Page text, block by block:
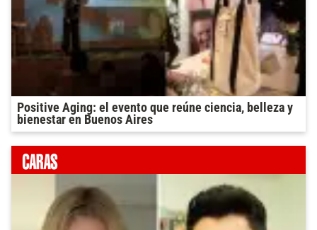
Positive Aging: el evento que reúne ciencia, belleza y
bienestar en Buenos Aires